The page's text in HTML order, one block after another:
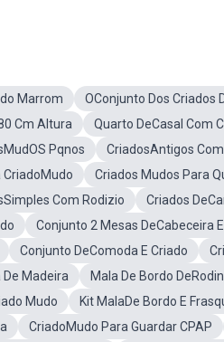
Marrom OConjunto Dos Criados
Cm Altura
Quarto DeCasal Com
Pqnos
CriadosAntigos
Criados Mudos Para
Com Rodizio
Criados
Conjunto 2 Mesas DeCabeceira
Conjunto DeComoda E Criado
Madeira
Mala De Bordo
Mudo
Kit MalaDe Bordo E
CriadoMudo Para Guardar CPAP